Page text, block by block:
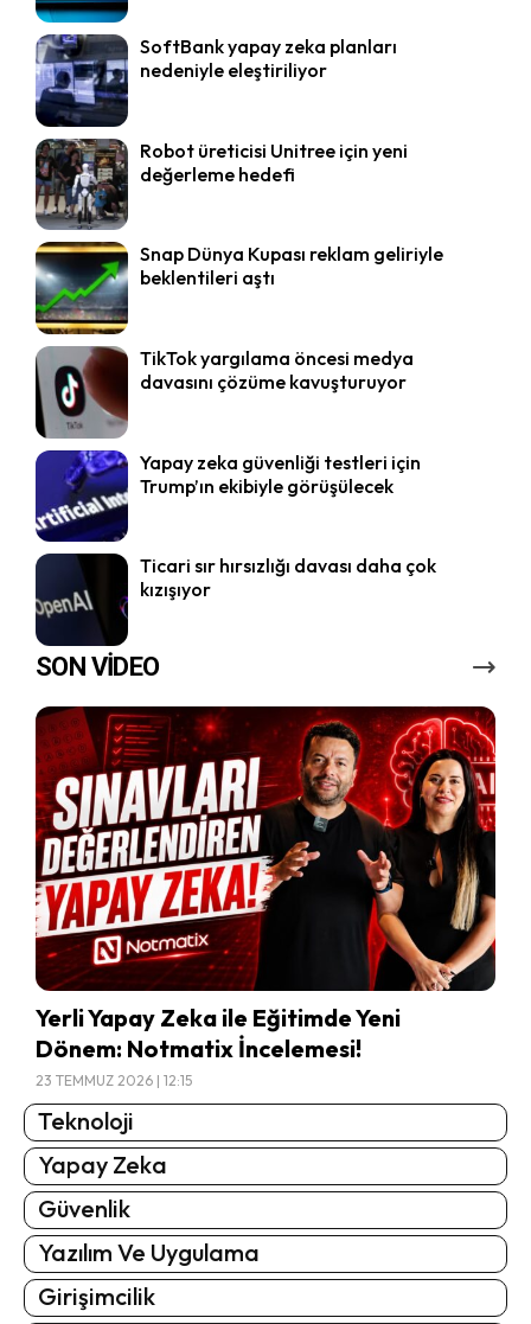
SoftBank yapay zeka planları
nedeniyle eleştiriliyor
Robot üreticisi Unitree için yeni
değerleme hedefi
Snap Dünya Kupası reklam geliriyle
beklentileri aştı
TikTok yargılama öncesi medya
davasını çözüme kavuşturuyor
Yapay zeka güvenliği testleri için
Trump’ın ekibiyle görüşülecek
Ticari sır hırsızlığı davası daha çok
kızışıyor
SON VİDEO
Yerli Yapay Zeka ile Eğitimde Yeni
Dönem: Notmatix İncelemesi!
23 TEMMUZ 2026 | 12:15
Teknoloji
Yapay Zeka
Güvenlik
Yazılım Ve Uygulama
Girişimcilik